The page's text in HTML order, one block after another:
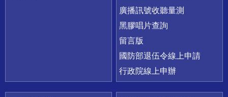
廣播訊號收聽量測
黑膠唱片查詢
留言版
國防部退伍令線上申請
行政院線上申辦